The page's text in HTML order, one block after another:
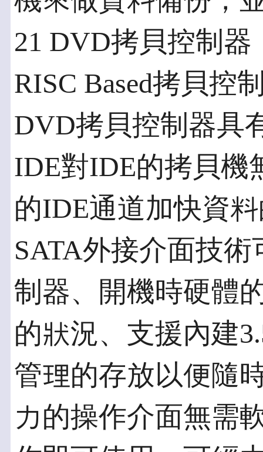
21 DVD拷貝控制器
RISC Based拷貝控
DVD拷貝控制器具
IDE對IDE的拷貝機
的IDE通道加快資
SATA外接介面技
制器、開機時硬體
的狀況、支援內建
管理的存放以便隨
力的操作介面無需